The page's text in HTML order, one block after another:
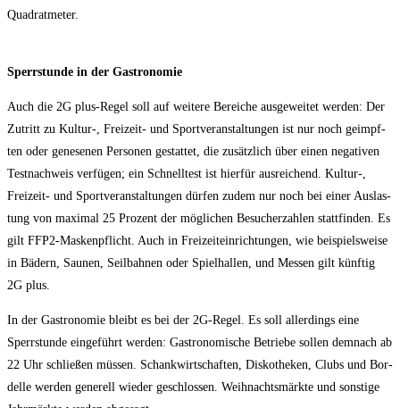
Quadratmeter.
Sperr­stun­de in der Gastronomie
Auch die 2G plus-Regel soll auf wei­te­re Berei­che aus­ge­wei­tet wer­den: Der
Zutritt zu Kultur‑, Frei­zeit- und Sport­ver­an­stal­tun­gen ist nur noch geimpf­
ten oder gene­se­nen Per­so­nen gestat­tet, die zusätz­lich über einen nega­ti­ven
Test­nach­weis ver­fü­gen; ein Schnell­test ist hier­für aus­rei­chend. Kultur‑,
Frei­zeit- und Sport­ver­an­stal­tun­gen dür­fen zudem nur noch bei einer Aus­las­
tung von maxi­mal 25 Pro­zent der mög­li­chen Besu­cher­zah­len statt­fin­den. Es
gilt FFP2-Mas­ken­pflicht. Auch in Frei­zeit­ein­rich­tun­gen, wie bei­spiels­wei­se
in Bädern, Sau­nen, Seil­bah­nen oder Spiel­hal­len, und Mes­sen gilt künf­tig
2G plus.
In der Gas­tro­no­mie bleibt es bei der 2G-Regel. Es soll aller­dings eine
Sperr­stun­de ein­ge­führt wer­den: Gas­tro­no­mi­sche Betrie­be sol­len dem­nach ab
22 Uhr schlie­ßen müs­sen. Schank­wirt­schaf­ten, Dis­ko­the­ken, Clubs und Bor­
del­le wer­den gene­rell wie­der geschlos­sen. Weih­nachts­märk­te und sons­ti­ge